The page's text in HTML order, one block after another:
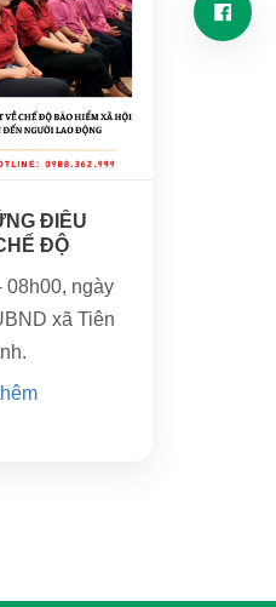
ĐIỀU
ĐỘ
08h00, ngày
xã Tiên